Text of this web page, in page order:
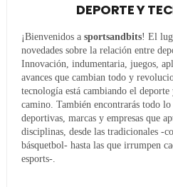
DEPORTE Y
¡Bienvenidos asportsandbits! El
novedades sobre la relación entre
Innovación, indumentaria, juegos,
avances que cambian todo y
tecnología está cambiando el deporte
camino. También encontrarás todo
deportivas, marcas y empresas que
disciplinas, desde las tradicionales -
básquetbol- hasta las que irrumpen
esports-.